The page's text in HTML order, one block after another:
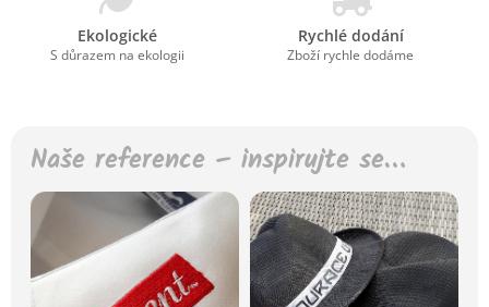
Ekologické
S důrazem na ekologii
Rychlé dodání
Zboží rychle dodáme
Naše reference – inspirujte se…